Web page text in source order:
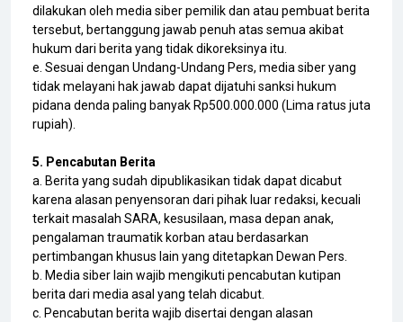
dilakukan oleh media siber pemilik dan atau pembuat berita
tersebut, bertanggung jawab penuh atas semua akibat
hukum dari berita yang tidak dikoreksinya itu.
e. Sesuai dengan Undang-Undang Pers, media siber yang
tidak melayani hak jawab dapat dijatuhi sanksi hukum
pidana denda paling banyak Rp500.000.000 (Lima ratus juta
rupiah).
5. Pencabutan Berita
a. Berita yang sudah dipublikasikan tidak dapat dicabut
karena alasan penyensoran dari pihak luar redaksi, kecuali
terkait masalah SARA, kesusilaan, masa depan anak,
pengalaman traumatik korban atau berdasarkan
pertimbangan khusus lain yang ditetapkan Dewan Pers.
b. Media siber lain wajib mengikuti pencabutan kutipan
berita dari media asal yang telah dicabut.
c. Pencabutan berita wajib disertai dengan alasan